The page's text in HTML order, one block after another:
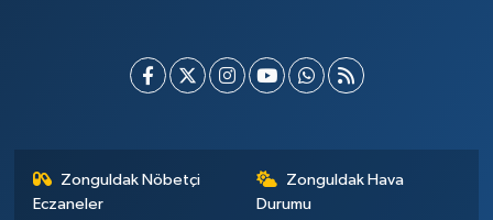
Zonguldak Nöbetçi
Eczaneler
Zonguldak Hava
Durumu